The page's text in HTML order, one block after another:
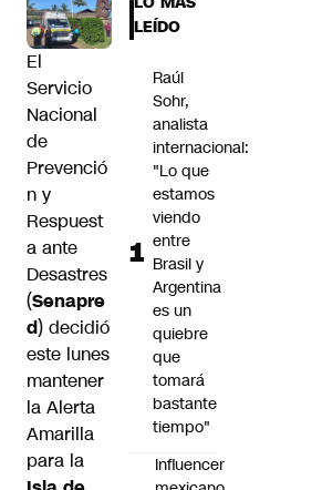
El
Servicio
Nacional
de
Prevenció
n y
Respuest
a ante
Desastres
(Senapre
d) decidió
este lunes
mantener
la Alerta
Amarilla
para la
LEÍDO
Raúl
Sohr,
analista
internacional:
"Lo que
estamos
viendo
entre
Brasil y
Argentina
es un
quiebre
que
tomará
bastante
tiempo"
Influencer